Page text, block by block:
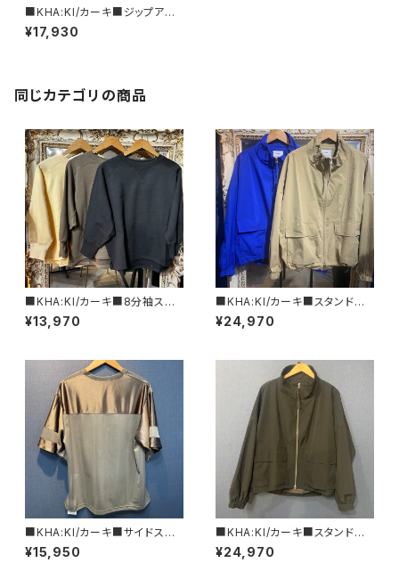
■KHA:KI/カーキ■ジップアッ
プフーディー■MIL26HCS347
3■
¥17,930
同じカテゴリの商品
■KHA:KI/カーキ■8分袖スウ
ェットシャツ■MIL26HCS347
3■
¥13,970
■KHA:KI/カーキ■スタンドカ
ラージップアップジャケット■MI
L25HJK3232■BLACK
¥24,970
■KHA:KI/カーキ■サイドスリッ
ト・ホッケーシャツ■MIL25SCS
3445■
¥15,950
■KHA:KI/カーキ■スタンドカ
ラージャケット■MIL25HJK32
32■BLACK
¥24,970